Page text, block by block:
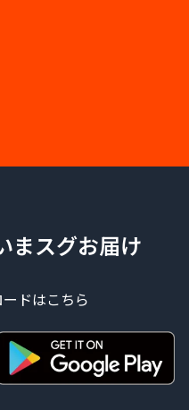
まスグお届け
ドはこちら